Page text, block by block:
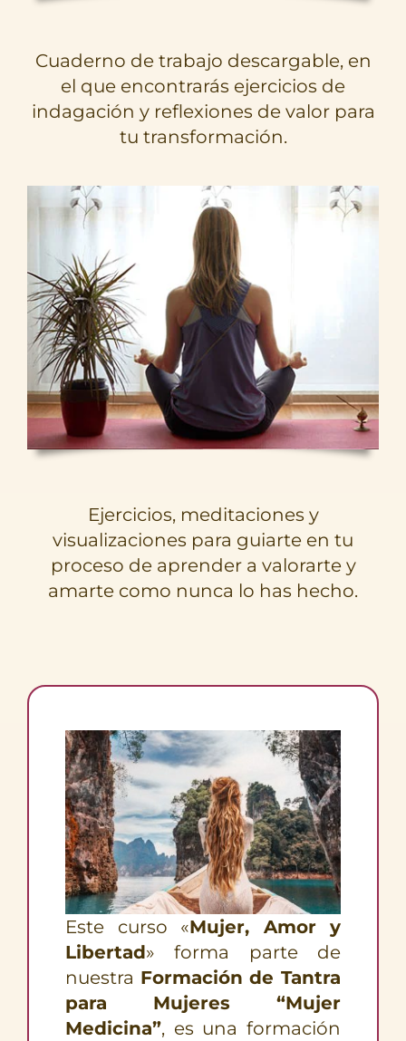
Cuaderno de trabajo descargable, en
el que encontrarás ejercicios de
indagación y reflexiones de valor para
tu transformación.
Ejercicios, meditaciones y
visualizaciones para guiarte en tu
proceso de aprender a valorarte y
amarte como nunca lo has hecho.
Este curso «Mujer, Amor y
Libertad» forma parte de
nuestra Formación de Tantra
para Mujeres “Mujer
Medicina”, es una formación